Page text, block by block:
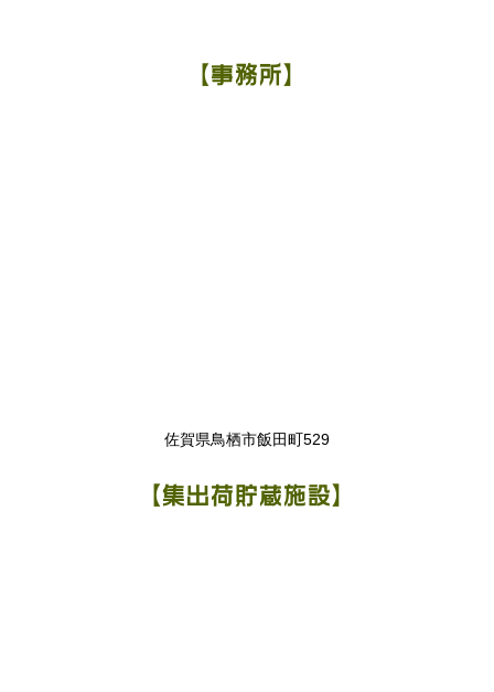
【事務所】
佐賀県鳥栖市飯田町529
【集出荷貯蔵施設】